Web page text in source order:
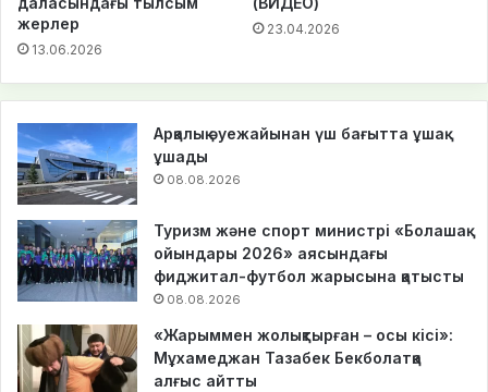
жерлер
13.06.2026
23.04.2026
Арқалық әуежайынан үш бағытта ұшақ
ұшады
08.08.2026
Туризм және спорт министрі «Болашақ
ойындары 2026» аясындағы
фиджитал-футбол жарысына қатысты
08.08.2026
«Жарыммен жолықтырған – осы кісі»:
Мұхамеджан Тазабек Бекболатқа
алғыс айтты